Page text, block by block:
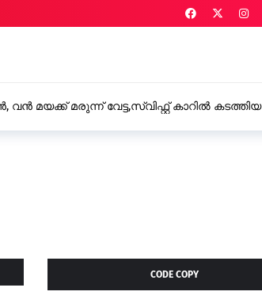
കാഞ്ഞങ്ങാട് സ്വദേശിയായ യുവാവ് ഗൾഫിൽ
CODE COPY